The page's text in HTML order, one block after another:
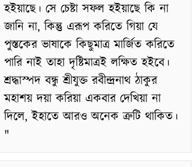
হইয়াছে। সে চেষ্টা সফল হইয়াছে কি না
জানি না, কিন্তু এরূপ করিতে গিয়া যে
পুস্তকের ভাষাকে কিছুমাত্র মার্জিত করিতে
পারি নাই তাহা দৃষ্টিমাত্রই লক্ষিত হইবে।
শ্রদ্ধাস্পদ বন্ধু শ্রীযুক্ত রবীন্দ্রনাথ ঠাকুর
মহাশয় দয়া করিয়া একবার দেখিয়া না
দিলে, ইহাতে আরও অনেক ত্রুটি থাকিত।
"